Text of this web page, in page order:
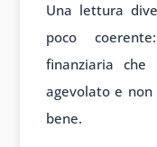
Una lettura
poco
finanziaria
agevolato e
bene.